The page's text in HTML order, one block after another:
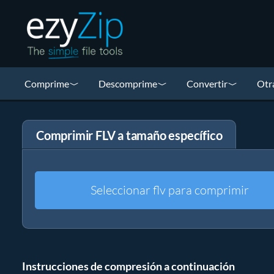
Comprime Descomprime Convertir
Comprimir FLV a tamaño específico
Seleccionar flv para comprimir
Instrucciones de compresión a continuación